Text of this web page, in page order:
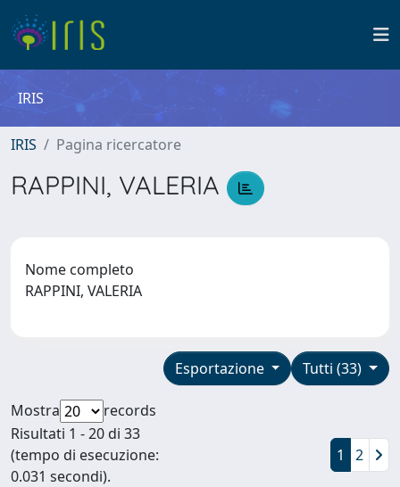
IRIS
IRIS Pagina ricercatore
RAPPINI, VALERIA
Nome completo
RAPPINI, VALERIA
Tutti (33)
Esportazione
Mostra
records
Risultati 1 - 20 di 33
(tempo di esecuzione:
0.031 secondi).
1 2